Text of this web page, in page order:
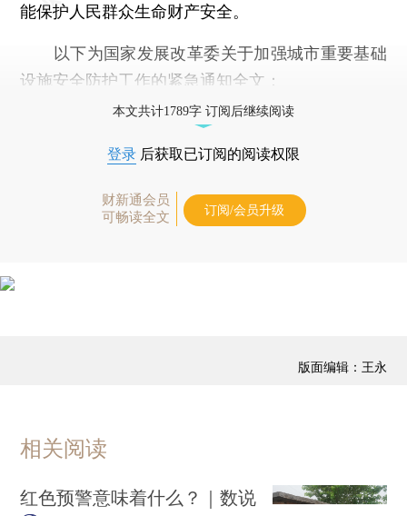
能保护人民群众生命财产安全。
以下为国家发展改革委关于加强城市重要基础
设施安全防护工作的紧急通知全文：
本文共计1789字 订阅后继续阅读
登录 后获取已订阅的阅读权限
财新通会员
可畅读全文
订阅/会员升级
版面编辑：王永
相关阅读
红色预警意味着什么？｜数说